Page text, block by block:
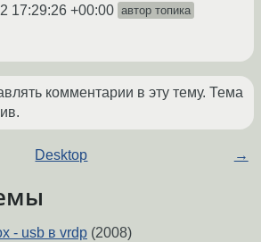
17:29:26 +00:00 автор топика
комментарии в эту тему. Тема
Desktop →
- usb в vrdp (2008)